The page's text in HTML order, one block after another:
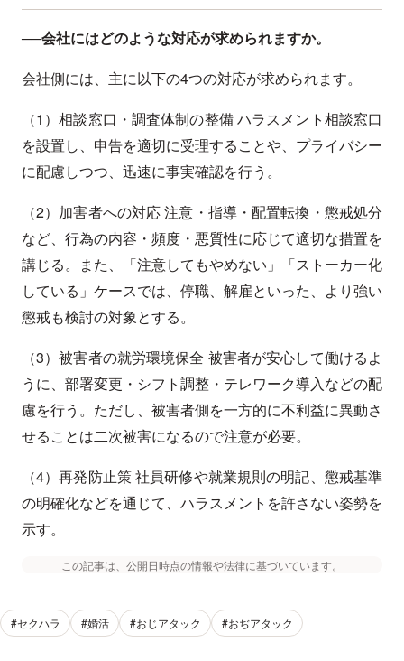
──会社にはどのような対応が求められますか。
会社側には、主に以下の4つの対応が求められます。
（1）相談窓口・調査体制の整備 ハラスメント相談窓口
を設置し、申告を適切に受理することや、プライバシー
に配慮しつつ、迅速に事実確認を行う。
（2）加害者への対応 注意・指導・配置転換・懲戒処分
など、行為の内容・頻度・悪質性に応じて適切な措置を
講じる。また、「注意してもやめない」「ストーカー化
している」ケースでは、停職、解雇といった、より強い
懲戒も検討の対象とする。
（3）被害者の就労環境保全 被害者が安心して働けるよ
うに、部署変更・シフト調整・テレワーク導入などの配
慮を行う。ただし、被害者側を一方的に不利益に異動さ
せることは二次被害になるので注意が必要。
（4）再発防止策 社員研修や就業規則の明記、懲戒基準
の明確化などを通じて、ハラスメントを許さない姿勢を
示す。
この記事は、公開日時点の情報や法律に基づいています。
#セクハラ #婚活 #おじアタック #おぢアタック